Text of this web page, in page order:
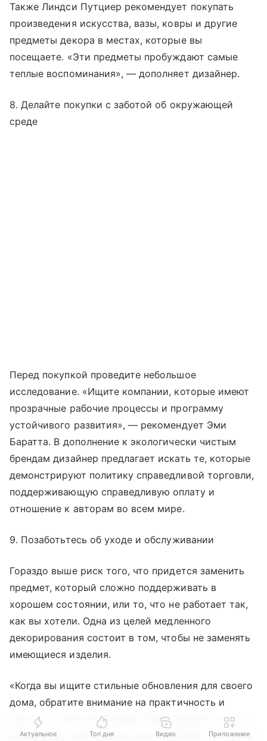
Также Линдси Путциер рекомендует покупать
произведения искусства, вазы, ковры и другие
предметы декора в местах, которые вы
посещаете. «Эти предметы пробуждают самые
теплые воспоминания», — дополняет дизайнер.
8. Делайте покупки с заботой об окружающей
среде
Перед покупкой проведите небольшое
исследование. «Ищите компании, которые имеют
прозрачные рабочие процессы и программу
устойчивого развития», — рекомендует Эми
Баратта. В дополнение к экологически чистым
брендам дизайнер предлагает искать те, которые
демонстрируют политику справедливой торговли,
поддерживающую справедливую оплату и
отношение к авторам во всем мире.
9. Позаботьтесь об уходе и обслуживании
Гораздо выше риск того, что придется заменить
предмет, который сложно поддерживать в
хорошем состоянии, или то, что не работает так,
как вы хотели. Одна из целей медленного
декорирования состоит в том, чтобы не заменять
имеющиеся изделия.
«Когда вы ищите стильные обновления для своего
дома, обратите внимание на практичность и
цель», — советует Джейми Голд. Сделает ли этот
выбор вашу жизнь проще или тяжелее? Что нужно
Актуальное Топ дня Видео Приложение